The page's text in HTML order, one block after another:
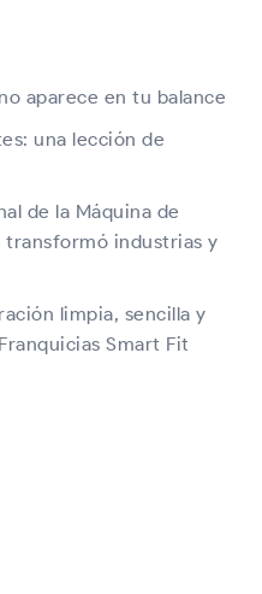
aparece en tu balance
una lección de
de la Máquina de
transformó industrias y
limpia, sencilla y
Smart Fit